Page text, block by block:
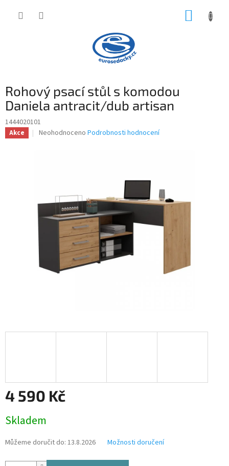
Rohový psací stůl s komodou
Daniela antracit/dub artisan
1444020101
Akce
Průměrné
hvězdiček.
Neohodnoceno Podrobnosti hodnocení
4 590 Kč
cena:
Skladem
Můžeme doručit do: 13.8.2026 Možnosti doručení